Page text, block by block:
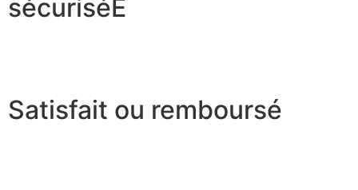
sécuriséE
Satisfait ou remboursé